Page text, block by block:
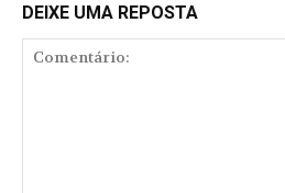
DEIXE UMA REPOSTA